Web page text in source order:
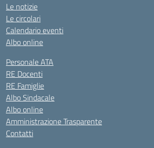
Le notizie
Le circolari
Calendario eventi
Albo online
Personale ATA
RE Docenti
RE Famiglie
Albo Sindacale
Albo online
Amministrazione Trasparente
Contatti